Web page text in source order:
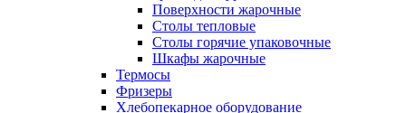
Поверхности жарочные
Столы тепловые
Столы горячие упаковочные
Шкафы жарочные
Термосы
Фризеры
Хлебопекарное оборудование